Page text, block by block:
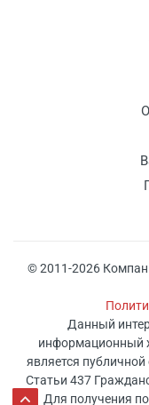
© 2011-2026
Данный
информационный
является
Статьи 437
Для получения